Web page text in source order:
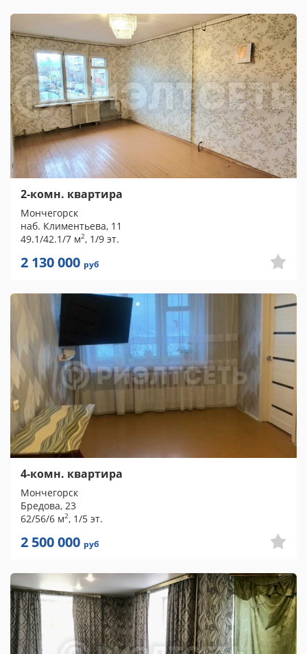
2-комн. квартира
Мончегорск
наб. Климентьева, 11
49.1/42.1/7 м2, 1/9 эт.
2 130 000 руб
4-комн. квартира
Мончегорск
Бредова, 23
62/56/6 м2, 1/5 эт.
2 500 000 руб